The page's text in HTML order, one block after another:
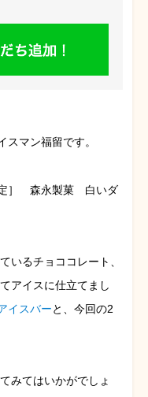
マン福留です。
定］ 森永製菓 白いダ
いるチョココレート、
アイスに仕立てまし
イスバーと、今回の2
みてはいかがでしょ